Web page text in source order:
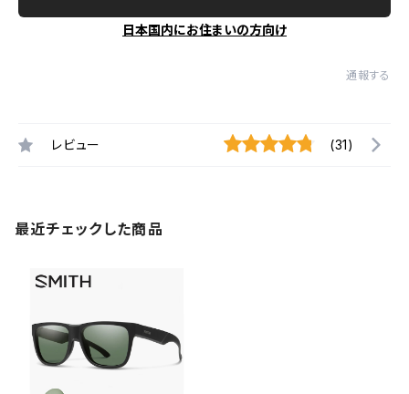
日本国内にお住まいの方向け
通報する
レビュー (31)
最近チェックした商品